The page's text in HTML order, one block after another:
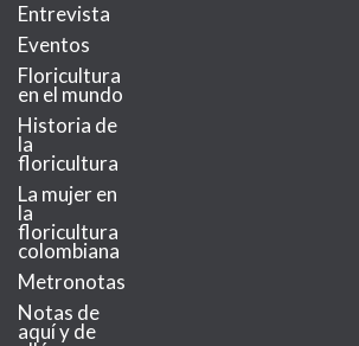
Entrevista
Eventos
Floricultura
en el mundo
Historia de
la
floricultura
La mujer en
la
floricultura
colombiana
Metronotas
Notas de
aquí y de